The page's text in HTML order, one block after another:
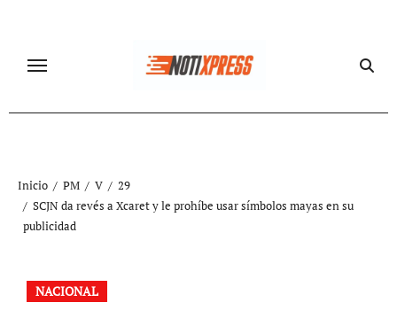
contenido
Inicio PM V
29
SCJN da revés a Xcaret y le prohíbe usar símbolos mayas en su
publicidad
NACIONAL